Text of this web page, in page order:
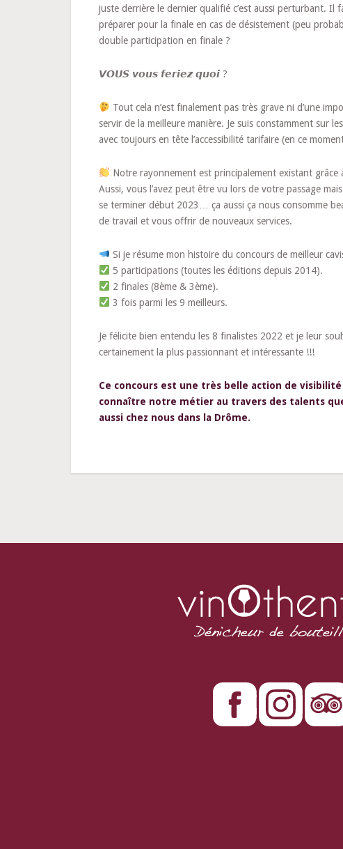
juste derrière le dernier qualifié c’est aussi perturbant.
préparer pour la finale en cas de désistement (peu
double participation en finale ?
𝙑𝙊𝙐𝙎 𝙫𝙤𝙪𝙨 𝙛𝙚𝙧𝙞𝙚𝙯 𝙦𝙪𝙤𝙞 ?
Tout cela n’est finalement pas très grave ni d’une
servir de la meilleure manière. Je suis constamment sur
avec toujours en tête l’accessibilité tarifaire (en ce
Notre rayonnement est principalement existant
Aussi, vous l’avez peut être vu lors de votre passage
se terminer début 2023… ça aussi ça nous consomme
de travail et vous offrir de nouveaux services.
Si je résume mon histoire du concours de meilleur
5 participations (toutes les éditions depuis 2014).
2 finales (8ème & 3ème).
3 fois parmi les 9 meilleurs.
Je félicite bien entendu les 8 finalistes 2022 et je leur
certainement la plus passionnant et intéressante !!!
Ce concours est une très belle action de
connaître notre métier au travers des talents
aussi chez nous dans la Drôme.